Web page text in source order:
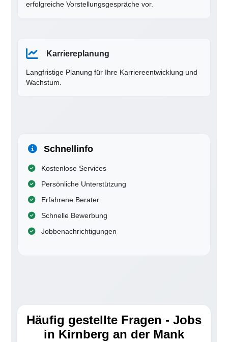
erfolgreiche Vorstellungsgespräche vor.
Karriereplanung
Langfristige Planung für Ihre Karriereentwicklung und
Wachstum.
Schnellinfo
Kostenlose Services
Persönliche Unterstützung
Erfahrene Berater
Schnelle Bewerbung
Jobbenachrichtigungen
Häufig gestellte Fragen - Jobs
in Kirnberg an der Mank